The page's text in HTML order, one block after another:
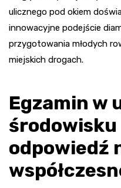
ulicznego pod okiem
innowacyjne podejście
przygotowania młodych
miejskich drogach.
Egzamin w
środowisku
odpowiedź